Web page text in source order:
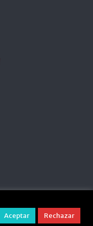
Aceptar Rechazar